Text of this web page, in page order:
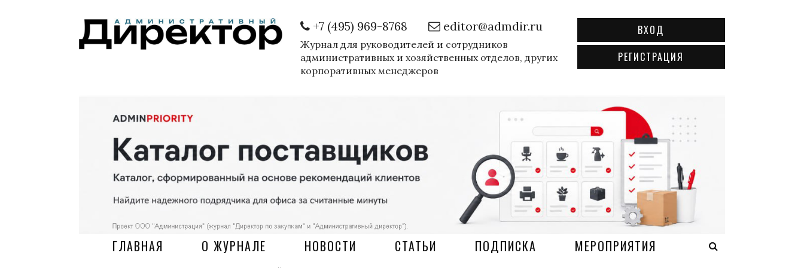
+7 (495) 969-8768 editor@admdir.ru
Журнал для руководителей и сотрудников
административных и хозяйственных отделов, других
корпоративных менеджеров
ВХОД
РЕГИСТРАЦИЯ
ГЛАВНАЯ О ЖУРНАЛЕ НОВОСТИ СТАТЬИ ПОДПИСКА
МЕРОПРИЯТИЯ